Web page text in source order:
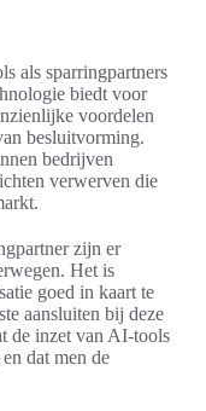
als sparringpartners
biedt voor
voordelen
besluitvorming.
bedrijven
verwerven die
zijn er
Het is
goed in kaart te
aansluiten bij deze
de inzet van AI-tools
dat men de